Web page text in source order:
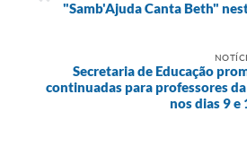
"Samb'Ajuda Canta Beth"
Secretaria de Educação
continuadas para professores
nos dias 9 e